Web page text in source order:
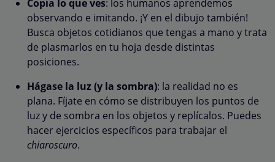
Copia lo que ves: los humanos aprendemos
observando e imitando. ¡Y en el dibujo también!
Busca objetos cotidianos que tengas a mano y trata
de plasmarlos en tu hoja desde distintas
posiciones.
Hágase la luz (y la sombra): la realidad no es
plana. Fíjate en cómo se distribuyen los puntos de
luz y de sombra en los objetos y replícalos. Puedes
hacer ejercicios específicos para trabajar el
chiaroscuro.